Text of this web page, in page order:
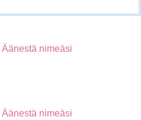
Äänestä nimeäsi
Äänestä nimeäsi